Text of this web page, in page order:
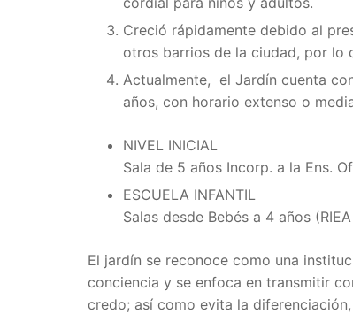
Creció rápidamente debido al
otros barrios de la ciudad, por lo
Actualmente, el Jardín cuenta
años, con horario extenso o
NIVEL INICIAL
Sala de 5 años Incorp. a la Ens.
ESCUELA INFANTIL
Salas desde Bebés a 4 años
El jardín se reconoce como una
conciencia y se enfoca en transmitir
credo; así como evita la